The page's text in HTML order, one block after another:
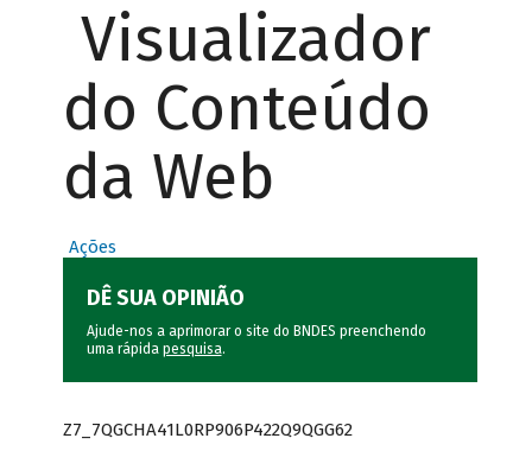
Visualizador
do Conteúdo
da Web
Ações
DÊ SUA OPINIÃO
Ajude-nos a aprimorar o site do BNDES preenchendo
uma rápida pesquisa.
Z7_7QGCHA41L0RP906P422Q9QGG62